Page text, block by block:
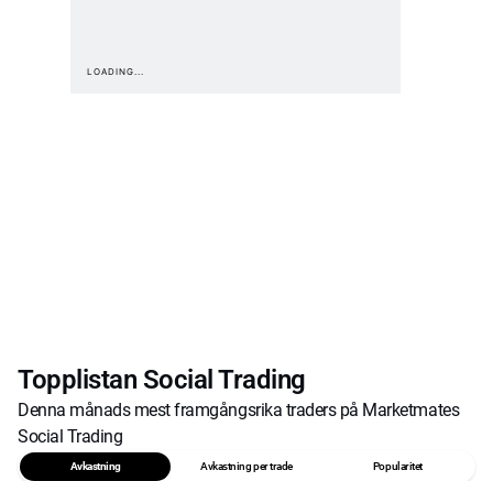
Topplistan Social Trading
Denna månads mest framgångsrika traders på Marketmates
Social Trading
Avkastning Avkastning per trade Popularitet